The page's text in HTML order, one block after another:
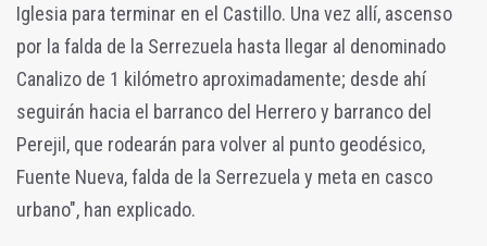
Iglesia para terminar en el Castillo. Una vez allí, ascenso
por la falda de la Serrezuela hasta llegar al denominado
Canalizo de 1 kilómetro aproximadamente; desde ahí
seguirán hacia el barranco del Herrero y barranco del
Perejil, que rodearán para volver al punto geodésico,
Fuente Nueva, falda de la Serrezuela y meta en casco
urbano", han explicado.